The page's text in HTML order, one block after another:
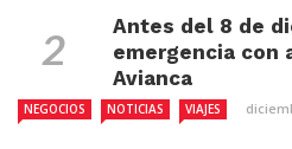
Antes del 8 de
emergencia con
Avianca
NEGOCIOS NOTICIAS VIAJES